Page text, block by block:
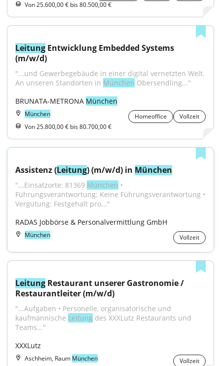
Von 25.600,00 € bis 80.500,00 €
Leitung Entwicklung Embedded Systems
(m/w/d)
"...und Gewerbegebäude in einer digital vernetzten Welt.
An unseren Standorten in München Obersendling..."
BRUNATA-METRONA München
München Homeoffice
Vollzeit
Von 25.800,00 € bis 80.700,00 €
Assistenz (Leitung) (m/w/d) in München
"...Einsatzorte: 81369 München •
Führungsverantwortung: Keine Führungsverantwortung •
Vergütung: Festgehalt pro..."
RADAS Jobbörse & Personalvermittlung GmbH
München Vollzeit
Leitung Restaurant unserer Gastronomie /
Restaurantleiter (m/w/d)
"...Aufgaben • Personelle, organisatorische und
kaufmännische Leitung des XXXLutz Restaurants und
Teams..."
XXXLutz
Aschheim, Raum München Vollzeit